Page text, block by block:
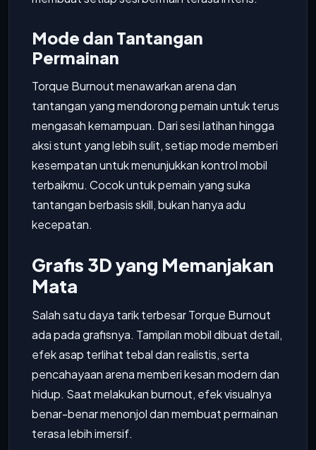
Mode dan Tantangan
Permainan
Torque Burnout menawarkan arena dan
tantangan yang mendorong pemain untuk terus
mengasah kemampuan. Dari sesi latihan hingga
aksi stunt yang lebih sulit, setiap mode memberi
kesempatan untuk menunjukkan kontrol mobil
terbaikmu. Cocok untuk pemain yang suka
tantangan berbasis skill, bukan hanya adu
kecepatan.
Grafis 3D yang Memanjakan
Mata
Salah satu daya tarik terbesar Torque Burnout
ada pada grafisnya. Tampilan mobil dibuat detail,
efek asap terlihat tebal dan realistis, serta
pencahayaan arena memberi kesan modern dan
hidup. Saat melakukan burnout, efek visualnya
benar-benar menonjol dan membuat permainan
terasa lebih imersif.